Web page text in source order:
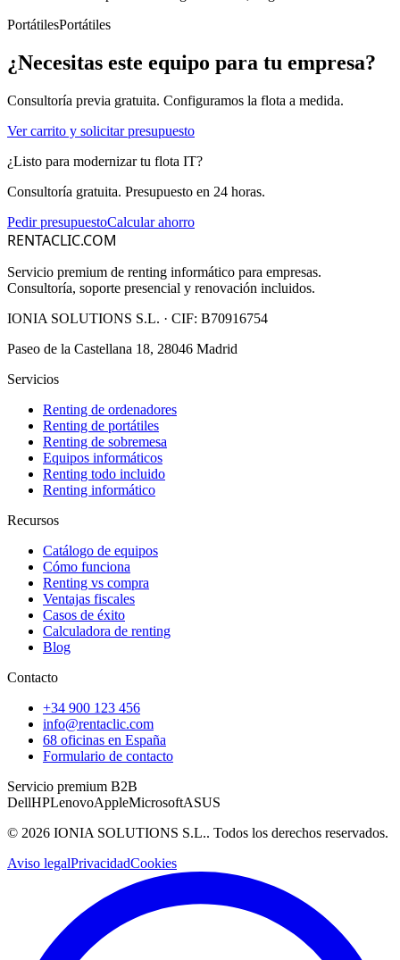
PortátilesPortátiles
¿Necesitas este equipo para tu empresa?
Consultoría previa gratuita. Configuramos la flota a medida.
Ver carrito y solicitar presupuesto
¿Listo para modernizar tu flota IT?
Consultoría gratuita. Presupuesto en 24 horas.
Pedir presupuestoCalcular ahorro
RENTACLIC.COM
Servicio premium de renting informático para empresas.
Consultoría, soporte presencial y renovación incluidos.
IONIA SOLUTIONS S.L. · CIF: B70916754
Paseo de la Castellana 18, 28046 Madrid
Servicios
Renting de ordenadores
Renting de portátiles
Renting de sobremesa
Equipos informáticos
Renting todo incluido
Renting informático
Recursos
Catálogo de equipos
Cómo funciona
Renting vs compra
Ventajas fiscales
Casos de éxito
Calculadora de renting
Blog
Contacto
+34 900 123 456
info@rentaclic.com
68 oficinas en España
Formulario de contacto
Servicio premium B2B
DellHPLenovoAppleMicrosoftASUS
© 2026 IONIA SOLUTIONS S.L.. Todos los derechos reservados.
Aviso legalPrivacidadCookies